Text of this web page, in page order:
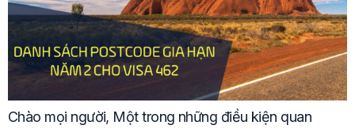
Chào mọi người, Một trong những điều kiện quan